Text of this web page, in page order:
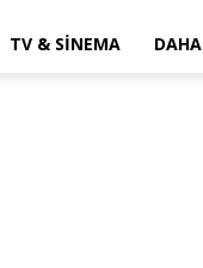
TV & SINEMA DAHA